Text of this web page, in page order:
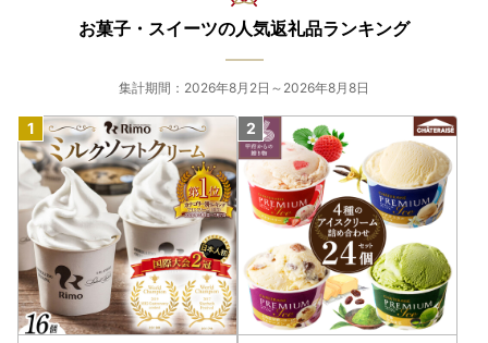
お菓子・スイーツの人気返礼品ランキング
集計期間：2026年8月2日～2026年8月8日